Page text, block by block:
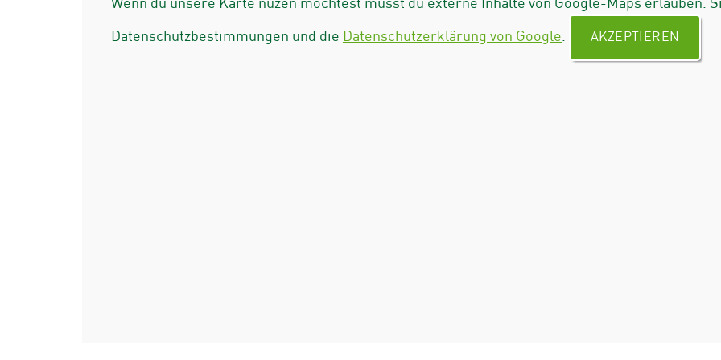
Wenn du unsere Karte nuzen möchtest musst du externe Inhalte von Google-Maps erlauben.
Datenschutzbestimmungen und die Datenschutzerklärung von Google AKZEPTIEREN